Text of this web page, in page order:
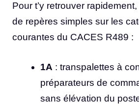
Pour t’y retrouver
de repères simples sur les
courantes du CACES R489 :
1A : transpalettes à
préparateurs de
sans élévation du